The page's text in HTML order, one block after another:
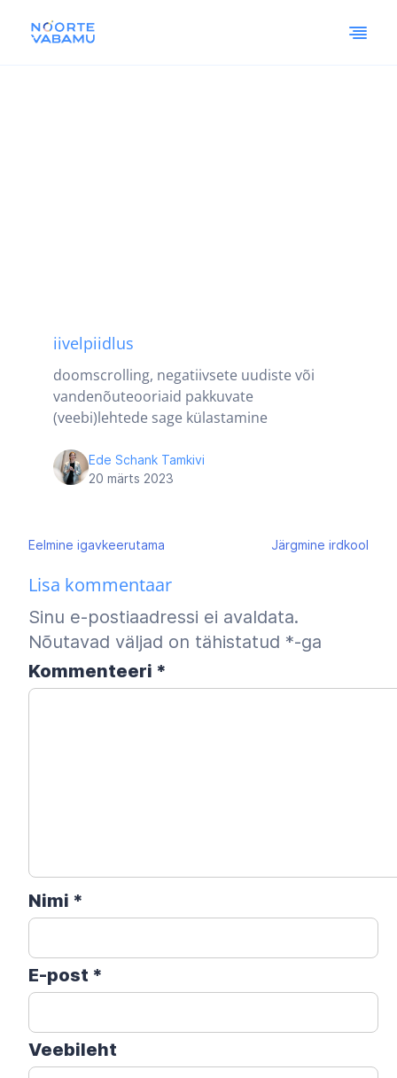
iivelpiidlus
doomscrolling, negatiivsete uudiste või
vandenõuteooriaid pakkuvate
(veebi)lehtede sage külastamine
Ede Schank Tamkivi
20 märts 2023
Navigeerimine
Eelmine igavkeerutama Järgmine irdkool
Lisa kommentaar
Sinu e-postiaadressi ei avaldata.
Nõutavad väljad on tähistatud *-ga
Kommenteeri *
Nimi *
E-post *
Veebileht